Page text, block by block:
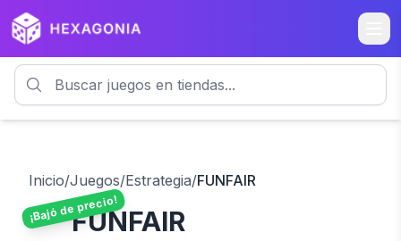
Inicio/Juegos/Estrategia/FUNFAIR
¡Bajó de precio!
5.8 FUNFAIR